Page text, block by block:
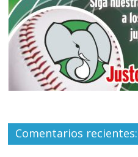
Comentarios recientes: